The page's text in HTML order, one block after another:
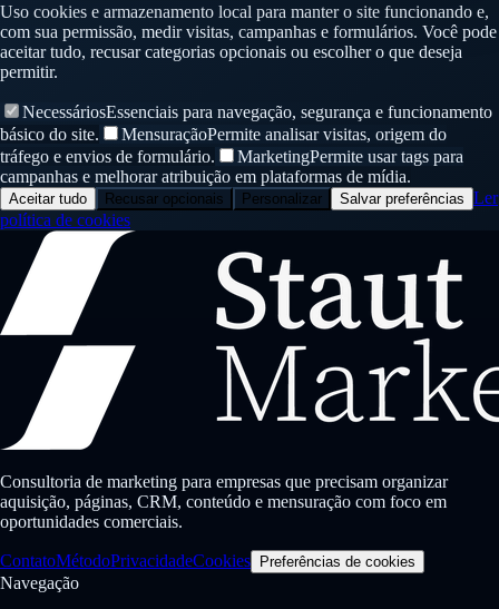
Uso cookies e armazenamento local para manter o site funcionando e,
com sua permissão, medir visitas, campanhas e formulários. Você pode
aceitar tudo, recusar categorias opcionais ou escolher o que deseja
permitir.
NecessáriosEssenciais para navegação, segurança e funcionamento
básico do site.
MensuraçãoPermite analisar visitas, origem do
tráfego e envios de formulário.
MarketingPermite usar tags para
campanhas e melhorar atribuição em plataformas de mídia.
Aceitar tudo Recusar opcionais Personalizar Salvar preferências Ler
política de cookies
Consultoria de marketing para empresas que precisam organizar
aquisição, páginas, CRM, conteúdo e mensuração com foco em
oportunidades comerciais.
ContatoMétodoPrivacidadeCookies Preferências de cookies
Navegação